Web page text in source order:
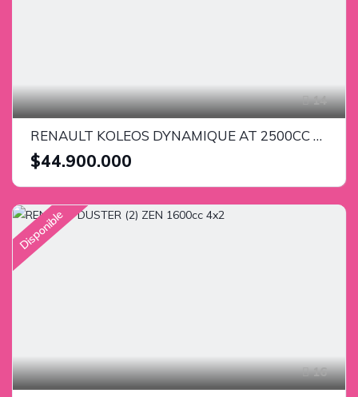
14
RENAULT KOLEOS DYNAMIQUE AT 2500CC 4X4 TURBO DIESEL 2013
$44.900.000
Disponible
16